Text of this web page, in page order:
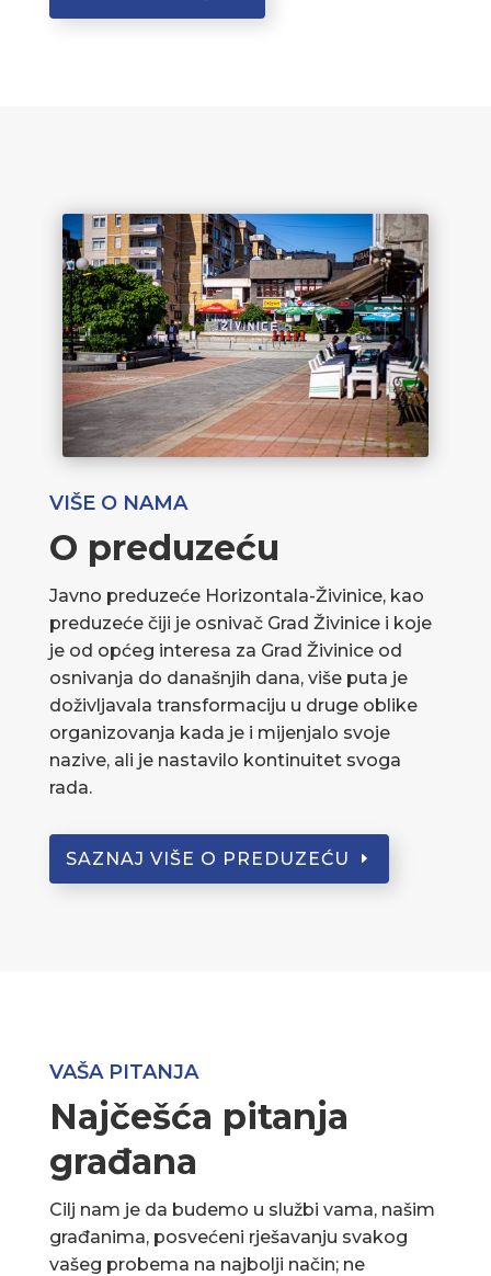
VIŠE O NAMA
O preduzeću
Javno preduzeće Horizontala-Živinice, kao
preduzeće čiji je osnivač Grad Živinice i koje
je od općeg interesa za Grad Živinice od
osnivanja do današnjih dana, više puta je
doživljavala transformaciju u druge oblike
organizovanja kada je i mijenjalo svoje
nazive, ali je nastavilo kontinuitet svoga
rada.
SAZNAJ VIŠE O PREDUZEĆU
VAŠA PITANJA
Najčešća pitanja
građana
Cilj nam je da budemo u službi vama, našim
građanima, posvećeni rješavanju svakog
vašeg probema na najbolji način; ne